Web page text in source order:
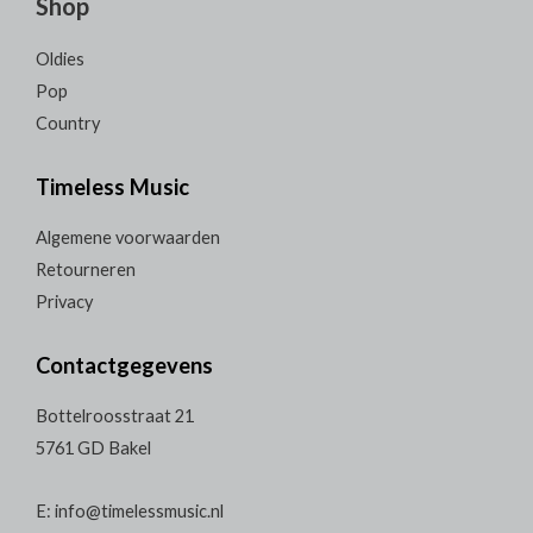
Oldies
Pop
Country
Timeless Music
Algemene voorwaarden
Retourneren
Privacy
Contactgegevens
Bottelroosstraat 21
5761 GD Bakel
E: info@timelessmusic.nl